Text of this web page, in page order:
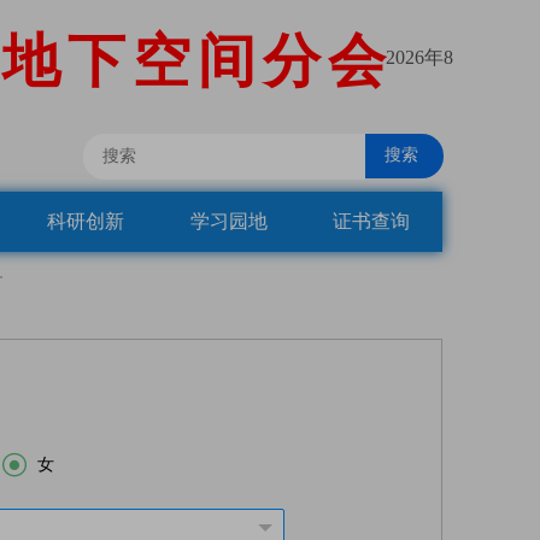
地下空间 分会2026年8
搜索
科研创新 学习园地 证书查询
 女